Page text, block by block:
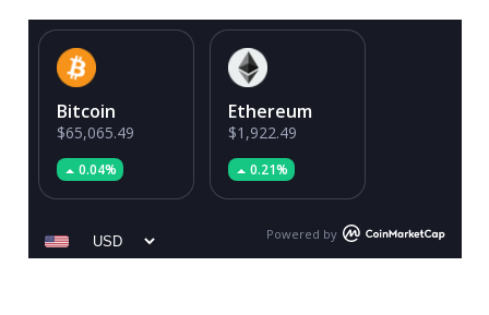
Bitcoin
$65,065.49
0.04%
Ethereum
$1,922.49
0.21%
Powered by